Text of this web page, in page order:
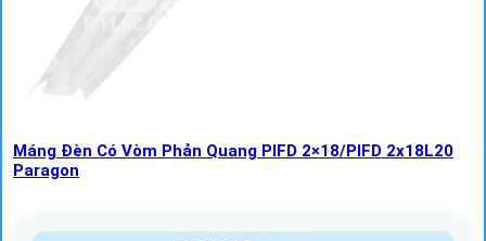
Máng Đèn Có Vòm Phản Quang PIFD 2×18/PIFD 2x18L20
Paragon